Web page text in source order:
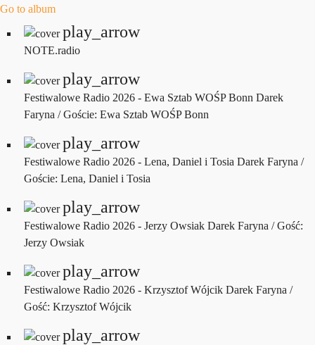
Go to album
play_arrow
NOTE.radio
play_arrow
Festiwalowe Radio 2026 - Ewa Sztab WOŚP Bonn Darek
Faryna / Goście: Ewa Sztab WOŚP Bonn
play_arrow
Festiwalowe Radio 2026 - Lena, Daniel i Tosia Darek Faryna /
Goście: Lena, Daniel i Tosia
play_arrow
Festiwalowe Radio 2026 - Jerzy Owsiak Darek Faryna / Gość:
Jerzy Owsiak
play_arrow
Festiwalowe Radio 2026 - Krzysztof Wójcik Darek Faryna /
Gość: Krzysztof Wójcik
play_arrow